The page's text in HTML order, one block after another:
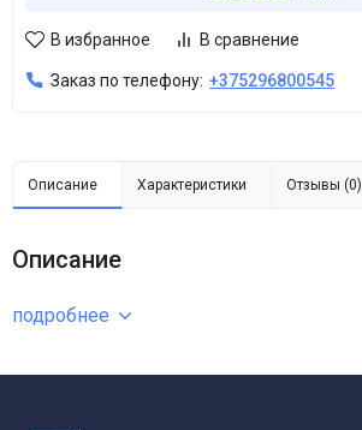
В избранное В сравнение
Заказ по телефону: +375296800545
Описание Характеристики Отзывы (0)
Описание
подробнее